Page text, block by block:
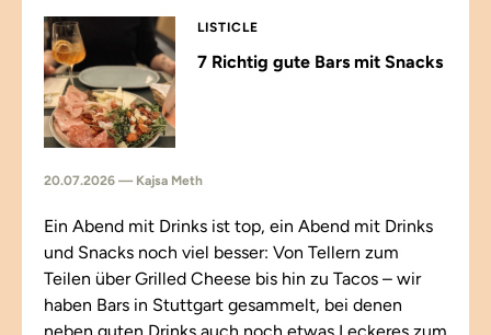
LISTICLE
7 Richtig gute Bars mit Snacks
20.07.2026 — Kajsa Meth
Ein Abend mit Drinks ist top, ein Abend mit Drinks
und Snacks noch viel besser: Von Tellern zum
Teilen über Grilled Cheese bis hin zu Tacos – wir
haben Bars in Stuttgart gesammelt, bei denen